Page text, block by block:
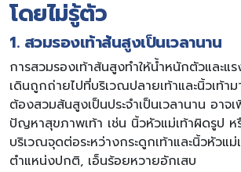
โดยไม่รู้ตัว
1. สวมรองเท้าส้นสูงเป็นเวลานาน
การสวมรองเท้าส้นสูงทำให้น้ำหนักตัวและแ
เดินถูกถ่ายไปที่บริเวณปลายเท้าและนิ้วเท้า
ต้องสวมส้นสูงเป็นประจำเป็นเวลานาน อาจ
ปัญหาสุขภาพเท้า เช่น นิ้วหัวแม่เท้าผิดรูป ห
บริเวณจุดต่อระหว่างกระดูกเท้าและนิ้วหัวแม่
ตำแหน่งปกติ, เอ็นร้อยหวายอักเสบ